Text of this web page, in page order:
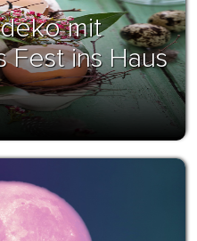
mit
Fest ins Haus